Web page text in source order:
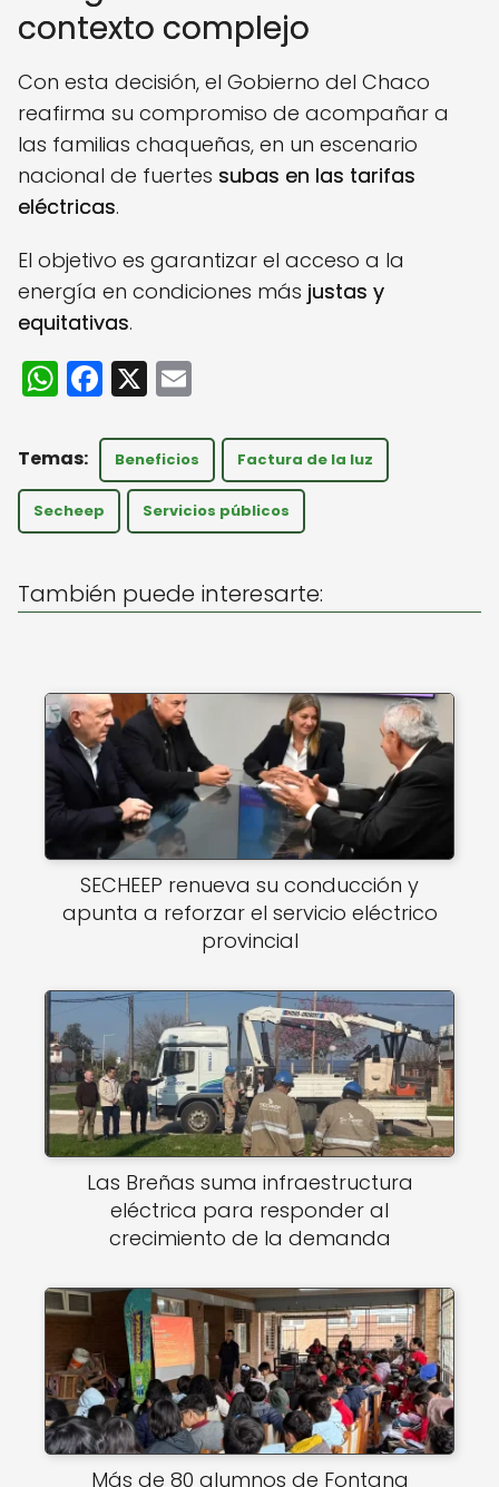
contexto complejo
Con esta decisión, el Gobierno del Chaco
reafirma su compromiso de acompañar a
las familias chaqueñas, en un escenario
nacional de fuertes subas en las tarifas
eléctricas.
El objetivo es garantizar el acceso a la
energía en condiciones más justas y
equitativas.
W
h
a
ts
A
p
F
a
c
e
b
o
k
X
ai
l
Beneficios Factura de la luz
Secheep Servicios públicos
También puede interesarte:
SECHEEP renueva su conducción y
apunta a reforzar el servicio eléctrico
provincial
Las Breñas suma infraestructura
eléctrica para responder al
crecimiento de la demanda
Más de 80 alumnos de Fontana